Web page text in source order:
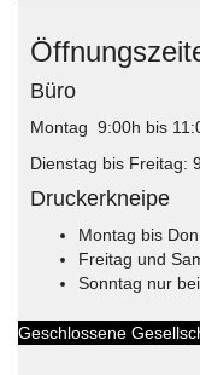
Büro
Montag 9:00h bis
Dienstag bis Freitag:
Druckerkneipe
Montag bis
Freitag und
Sonntag nur
Geschlossene